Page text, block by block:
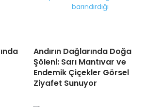
Andırın Dağlarında Doğa
Şöleni: Sarı Mantıvar ve
Endemik Çiçekler Görsel
Ziyafet Sunuyor